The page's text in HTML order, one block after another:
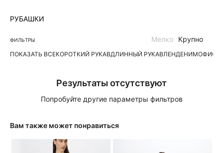
РУБАШКИ
ФИЛЬТРЫ
ПОКАЗАТЬ ВСЕКОРОТКИЙ РУКАВДЛИННЫЙ РУКАВЛЕНДЕНИМОФИС
Мелко Крупно
Результаты отсутствуют
Попробуйте другие параметры фильтров
Вам также может понравиться